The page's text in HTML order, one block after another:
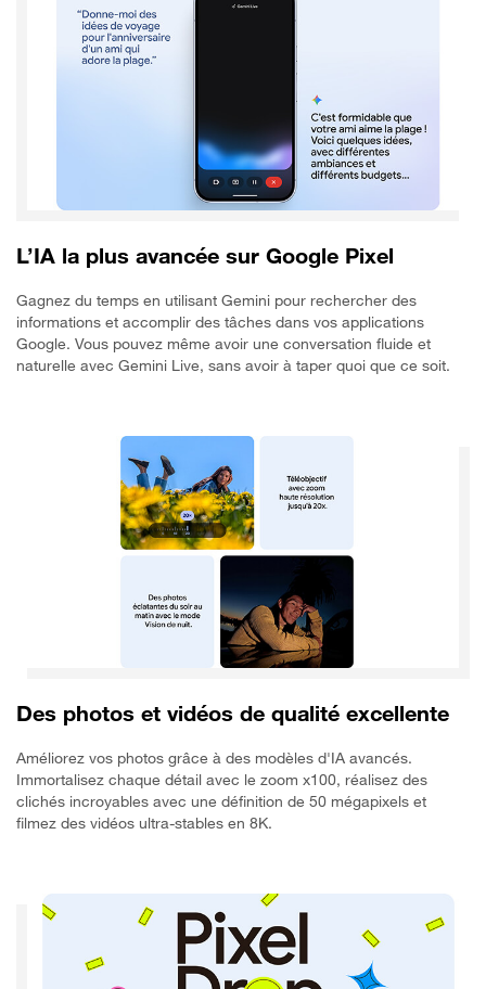
L’IA la plus avancée sur Google Pixel
Gagnez du temps en utilisant Gemini pour rechercher des
informations et accomplir des tâches dans vos applications
Google. Vous pouvez même avoir une conversation fluide et
naturelle avec Gemini Live, sans avoir à taper quoi que ce soit.
Des photos et vidéos de qualité excellente
Améliorez vos photos grâce à des modèles d'IA avancés.
Immortalisez chaque détail avec le zoom x100, réalisez des
clichés incroyables avec une définition de 50 mégapixels et
filmez des vidéos ultra-stables en 8K.